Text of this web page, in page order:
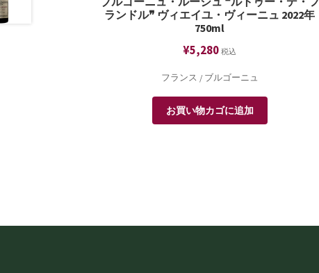
ランドル❞ ヴィエイユ・ヴィーニュ 2022年
750ml
¥5,280 税込
フランス / ブルゴーニュ
お買い物カゴに追加